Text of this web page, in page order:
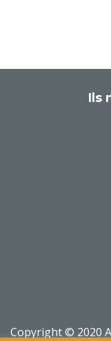
Ils
Copyright © 2020